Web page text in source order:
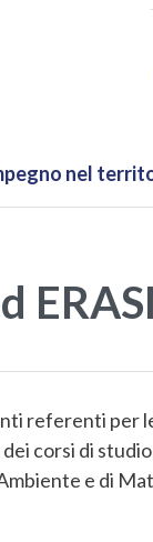
nel
referenti per
corsi di
e di